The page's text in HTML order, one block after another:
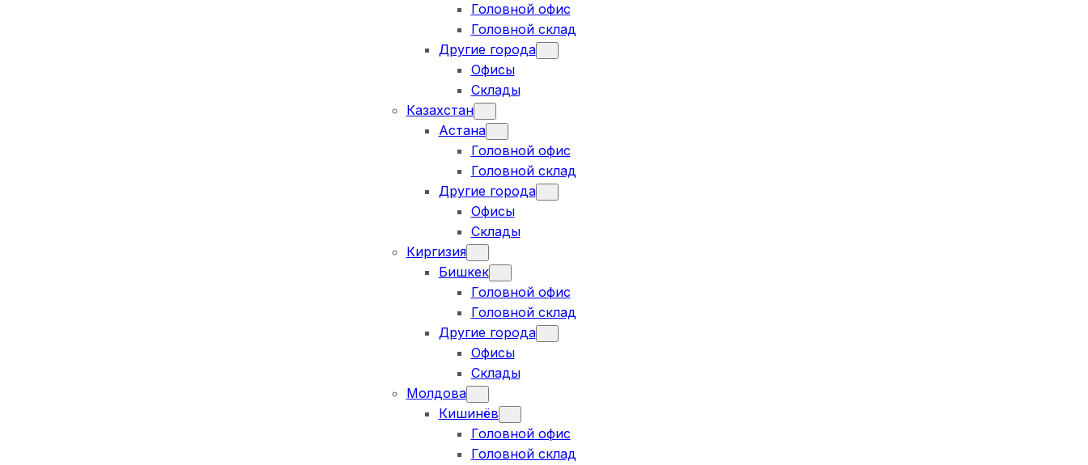
Головной офис
Головной склад
Другие города
Офисы
Склады
Казахстан
Астана
Головной офис
Головной склад
Другие города
Офисы
Склады
Киргизия
Бишкек
Головной офис
Головной склад
Другие города
Офисы
Склады
Молдова
Кишинёв
Головной офис
Головной склад